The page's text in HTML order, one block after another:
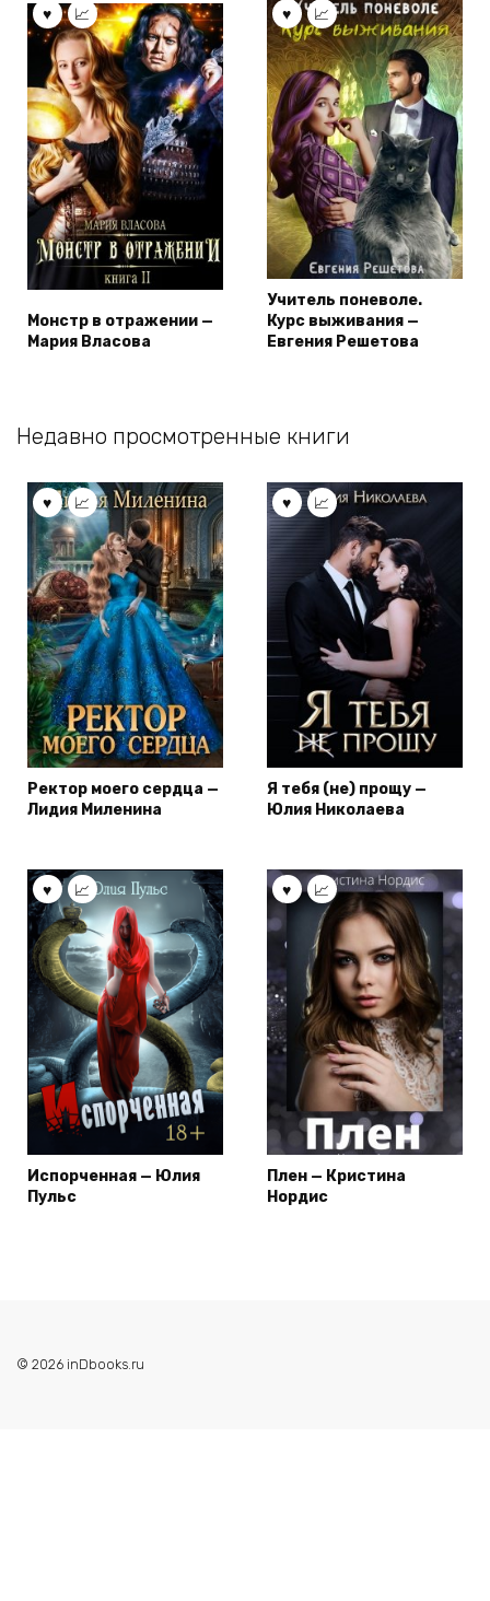
Монстр в отражении —
Мария Власова
Учитель поневоле.
Курс выживания —
Евгения Решетова
Недавно просмотренные книги
Ректор моего сердца —
Лидия Миленина
Я тебя (не) прощу —
Юлия Николаева
Испорченная — Юлия
Пульс
Плен — Кристина
Нордис
© 2026 inDbooks.ru